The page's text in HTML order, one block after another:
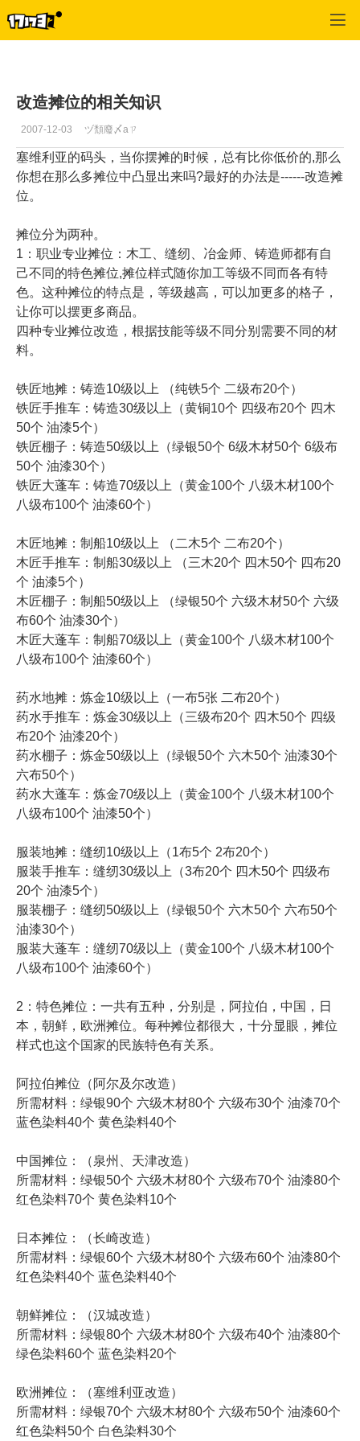
改造摊位的相关知识
2007-12-03 ヅ頽廢〆aㄗ
塞维利亚的码头，当你摆摊的时候，总有比你低价的,那么
你想在那么多摊位中凸显出来吗?最好的办法是------改造摊
位。
摊位分为两种。
1：职业专业摊位：木工、缝纫、冶金师、铸造师都有自
己不同的特色摊位,摊位样式随你加工等级不同而各有特
色。这种摊位的特点是，等级越高，可以加更多的格子，
让你可以摆更多商品。
四种专业摊位改造，根据技能等级不同分别需要不同的材
料。
铁匠地摊：铸造10级以上 （纯铁5个 二级布20个）
铁匠手推车：铸造30级以上（黄铜10个 四级布20个 四木
50个 油漆5个）
铁匠棚子：铸造50级以上（绿银50个 6级木材50个 6级布
50个 油漆30个）
铁匠大蓬车：铸造70级以上（黄金100个 八级木材100个
八级布100个 油漆60个）
木匠地摊：制船10级以上 （二木5个 二布20个）
木匠手推车：制船30级以上 （三木20个 四木50个 四布20
个 油漆5个）
木匠棚子：制船50级以上 （绿银50个 六级木材50个 六级
布60个 油漆30个）
木匠大蓬车：制船70级以上（黄金100个 八级木材100个
八级布100个 油漆60个）
药水地摊：炼金10级以上（一布5张 二布20个）
药水手推车：炼金30级以上（三级布20个 四木50个 四级
布20个 油漆20个）
药水棚子：炼金50级以上（绿银50个 六木50个 油漆30个
六布50个）
药水大蓬车：炼金70级以上（黄金100个 八级木材100个
八级布100个 油漆50个）
服装地摊：缝纫10级以上（1布5个 2布20个）
服装手推车：缝纫30级以上（3布20个 四木50个 四级布
20个 油漆5个）
服装棚子：缝纫50级以上（绿银50个 六木50个 六布50个
油漆30个）
服装大蓬车：缝纫70级以上（黄金100个 八级木材100个
八级布100个 油漆60个）
2：特色摊位：一共有五种，分别是，阿拉伯，中国，日
本，朝鲜，欧洲摊位。每种摊位都很大，十分显眼，摊位
样式也这个国家的民族特色有关系。
阿拉伯摊位（阿尔及尔改造）
所需材料：绿银90个 六级木材80个 六级布30个 油漆70个
蓝色染料40个 黄色染料40个
中国摊位：（泉州、天津改造）
所需材料：绿银50个 六级木材80个 六级布70个 油漆80个
红色染料70个 黄色染料10个
日本摊位：（长崎改造）
所需材料：绿银60个 六级木材80个 六级布60个 油漆80个
红色染料40个 蓝色染料40个
朝鲜摊位：（汉城改造）
所需材料：绿银80个 六级木材80个 六级布40个 油漆80个
绿色染料60个 蓝色染料20个
欧洲摊位：（塞维利亚改造）
所需材料：绿银70个 六级木材80个 六级布50个 油漆60个
红色染料50个 白色染料30个